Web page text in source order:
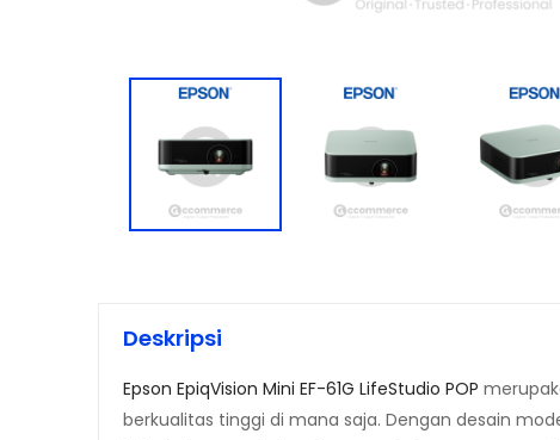
Deskripsi
Epson EpiqVision Mini EF-61G LifeStudio POP
berkualitas tinggi di mana saja. Dengan desain